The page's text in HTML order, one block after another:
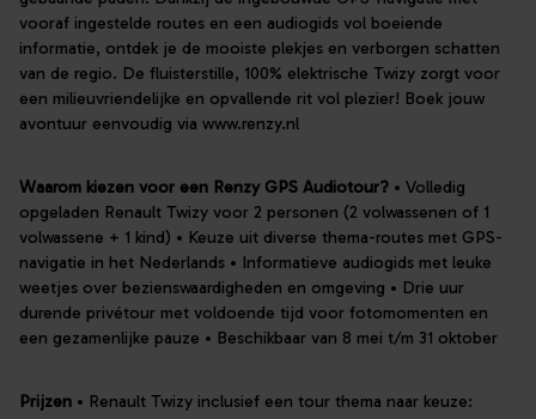
vooraf ingestelde routes en een audiogids vol boeiende
informatie, ontdek je de mooiste plekjes en verborgen schatten
van de regio. De fluisterstille, 100% elektrische Twizy zorgt voor
een milieuvriendelijke en opvallende rit vol plezier! Boek jouw
avontuur eenvoudig via www.renzy.nl
Waarom kiezen voor een Renzy GPS Audiotour? • Volledig
opgeladen Renault Twizy voor 2 personen (2 volwassenen of 1
volwassene + 1 kind) • Keuze uit diverse thema-routes met GPS-
navigatie in het Nederlands • Informatieve audiogids met leuke
weetjes over bezienswaardigheden en omgeving • Drie uur
durende privétour met voldoende tijd voor fotomomenten en
een gezamenlijke pauze • Beschikbaar van 8 mei t/m 31 oktober
Prijzen • Renault Twizy inclusief een tour thema naar keuze: